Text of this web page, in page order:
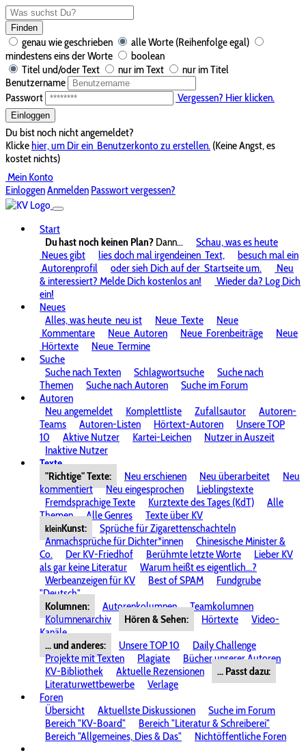
Finden
genau wie geschrieben
alle Worte (Reihenfolge egal)
mindestens eins der Worte
boolean
Titel und/oder Text
nur im Text
nur im Titel
Benutzername
Passwort
Vergessen? Hier klicken.
Einloggen
Du bist noch nicht angemeldet?
Klickehier, um Dir ein Benutzerkonto zu erstellen. (Keine Angst, es
kostet nichts)
Mein Konto
EinloggenAnmelden Passwort vergessen?
Start
Du hast noch keinen Plan? Dann...
Schau, was es heute
Neues gibt
lies doch mal irgendeinen Text,
besuch mal ein
Autorenprofil
oder sieh Dich auf der Startseite um.
Neu
& interessiert? Melde Dich kostenlos an!
Wieder da? Log Dich
ein!
Neues
Alles, was heute neu ist Neue Texte
Neue
Kommentare
Neue Autoren Neue Forenbeiträge
Neue
Hörtexte
Neue Termine
Suche
Suche nach Texten
Schlagwortsuche
Suche nach
Themen
Suche nach Autoren
Suche im Forum
Autoren
Neu angemeldet
Komplettliste Zufallsautor
Autoren-
Teams
Autoren-Listen Hörtext-Autoren
Unsere TOP
10
Aktive Nutzer Kartei-Leichen
Nutzer in Auszeit
Inaktive Nutzer
Texte
"Richtige" Texte:
Neu erschienen Neu überarbeitet
Neu
kommentiert
Neu eingesprochen
Lieblingstexte
Fremdsprachige Texte
Kurztexte des Tages (KdT)
Alle
Themen
Alle Genres Texte über KV
kleinKunst:
Sprüche für Zigarettenschachteln
Anmachsprüche für Dichter*innen
Chinesische Minister &
Co.
Der KV-Friedhof Berühmte letzte Worte
Lieber KV
als gar keine Literatur
Warum heißt es eigentlich...?
Werbeanzeigen für KV
Best of SPAM
Fundgrube
"Deutsch"
Kolumnen:
Autorenkolumnen
Teamkolumnen
Kolumnenarchiv
Hören & Sehen: Hörtexte
Video-
Kanäle
... und anderes:
Unsere TOP 10
Daily Challenge
Projekte mit Texten
Plagiate
Bücher unserer Autoren
KV-Bibliothek
Aktuelle Rezensionen
... Passt dazu:
Literaturwettbewerbe
Verlage
Foren
Übersicht
Aktuellste Diskussionen
Suche im Forum
Bereich "KV-Board"
Bereich "Literatur & Schreiberei"
Bereich "Allgemeines, Dies & Das"
Nichtöffentliche Foren